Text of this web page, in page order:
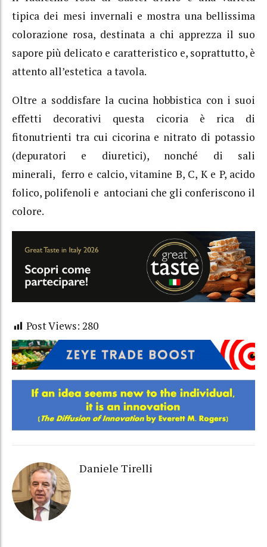
tipica dei mesi invernali e mostra una bellissima
colorazione rosa, destinata a chi apprezza il suo
sapore più delicato e caratteristico e, soprattutto, è
attento all’estetica a tavola.
Oltre a soddisfare la cucina hobbistica con i suoi
effetti decorativi questa cicoria è rica di
fitonutrienti tra cui cicorina e nitrato di potassio
(depuratori e diuretici), nonché di sali
minerali, ferro e calcio, vitamine B, C, K e P, acido
folico, polifenoli e antociani che gli conferiscono il
colore.
Post Views: 280
Daniele Tirelli